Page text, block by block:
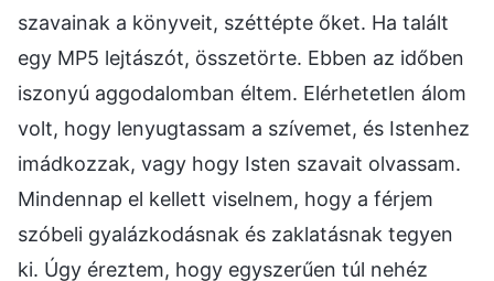
szavainak a könyveit, széttépte őket. Ha talált
egy MP5 lejtászót, összetörte. Ebben az időben
iszonyú aggodalomban éltem. Elérhetetlen álom
volt, hogy lenyugtassam a szívemet, és Istenhez
imádkozzak, vagy hogy Isten szavait olvassam.
Mindennap el kellett viselnem, hogy a férjem
szóbeli gyalázkodásnak és zaklatásnak tegyen
ki. Úgy éreztem, hogy egyszerűen túl nehéz